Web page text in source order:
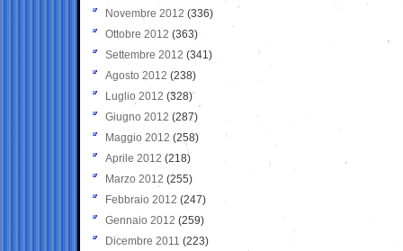
Novembre 2012 (336)
Ottobre 2012 (363)
Settembre 2012 (341)
Agosto 2012 (238)
Luglio 2012 (328)
Giugno 2012 (287)
Maggio 2012 (258)
Aprile 2012 (218)
Marzo 2012 (255)
Febbraio 2012 (247)
Gennaio 2012 (259)
Dicembre 2011 (223)